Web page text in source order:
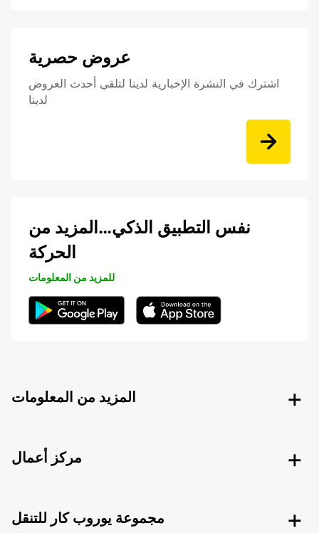
عروض حصرية
اشترك في النشرة الإخبارية لدينا لتلقي أحدث العروض
لدينا
نفس التطبيق الذكي…المزيد من
الحركة
للمزيد من المعلومات
المزيد من المعلومات
مركز أعمال
مجموعة يوروب كار للتنقل